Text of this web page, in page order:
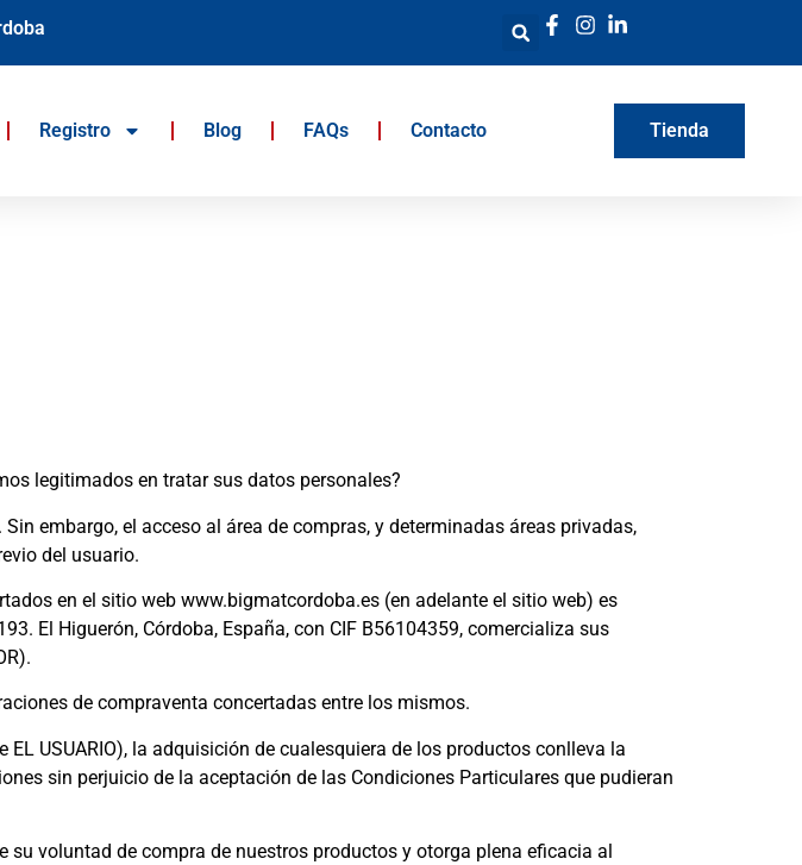
Registro Blog FAQs Contacto Tienda
legitimados en tratar sus datos personales?
embargo, el acceso al área de compras, y determinadas áreas privadas,
del usuario.
en el sitio web www.bigmatcordoba.es (en adelante el sitio web) es
El Higuerón, Córdoba, España, con CIF B56104359, comercializa sus
de compraventa concertadas entre los mismos.
USUARIO), la adquisición de cualesquiera de los productos conlleva la
sin perjuicio de la aceptación de las Condiciones Particulares que pudieran
su voluntad de compra de nuestros productos y otorga plena eficacia al